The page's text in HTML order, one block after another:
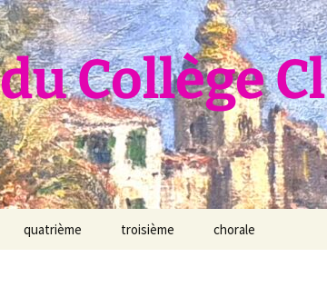
Collège
quatrième troisième chorale